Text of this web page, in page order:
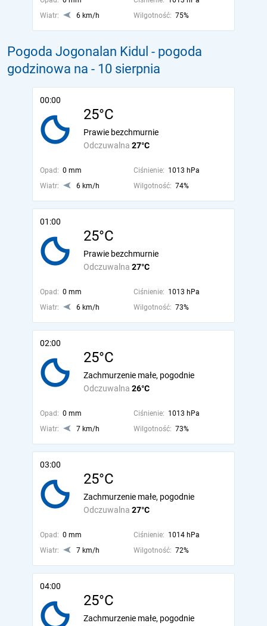
Wiatr:
6 km/h Wilgotność: 75%
Pogoda Jogonalan Kidul - pogoda
godzinowa na - 10 sierpnia
00:00
25°C
Odczuwalna 27°C
Prawie bezchmurnie
Opad: 0 mm Ciśnienie: 1013 hPa
Wiatr:
6 km/h Wilgotność: 74%
01:00
25°C
Odczuwalna 27°C
Prawie bezchmurnie
Opad: 0 mm Ciśnienie: 1013 hPa
Wiatr:
6 km/h Wilgotność: 73%
02:00
25°C
Odczuwalna 26°C
Zachmurzenie małe, pogodnie
Opad: 0 mm Ciśnienie: 1013 hPa
Wiatr:
7 km/h Wilgotność: 73%
03:00
25°C
Odczuwalna 27°C
Zachmurzenie małe, pogodnie
Opad: 0 mm Ciśnienie: 1014 hPa
Wiatr:
7 km/h Wilgotność: 72%
04:00
25°C
Zachmurzenie małe, pogodnie